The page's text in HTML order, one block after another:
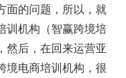
面的问题，所以，就
训机构（智赢跨境培
然后，在回来运营亚
境电商培训机构，很